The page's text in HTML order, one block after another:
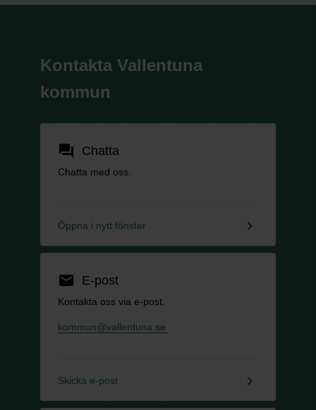
Kontakta Vallentuna
kommun
forum Chatta
Chatta med oss.
Öppna i nytt fönster keyboard_arrow_right
email E-post
Kontakta oss via e-post.
kommun@vallentuna.se
Skicka e-post keyboard_arrow_right